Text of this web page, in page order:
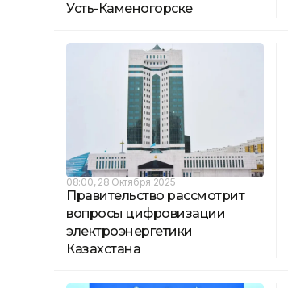
Усть-Каменогорске
08:00, 28 Октября 2025
Правительство рассмотрит
вопросы цифровизации
электроэнергетики
Казахстана